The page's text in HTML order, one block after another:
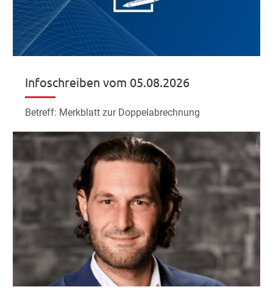
Infoschreiben vom 05.08.2026
Betreff: Merkblatt zur Doppelabrechnung